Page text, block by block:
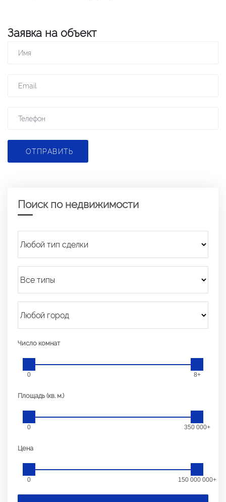
Заявка на объект
ОТПРАВИТЬ
Поиск по недвижимости
Число комнат
0 8+
Площадь (кв. м.)
0 350 000+
Цена
0 150 000 000+